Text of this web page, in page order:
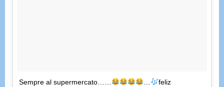
Sempre al supermercato……
feliz